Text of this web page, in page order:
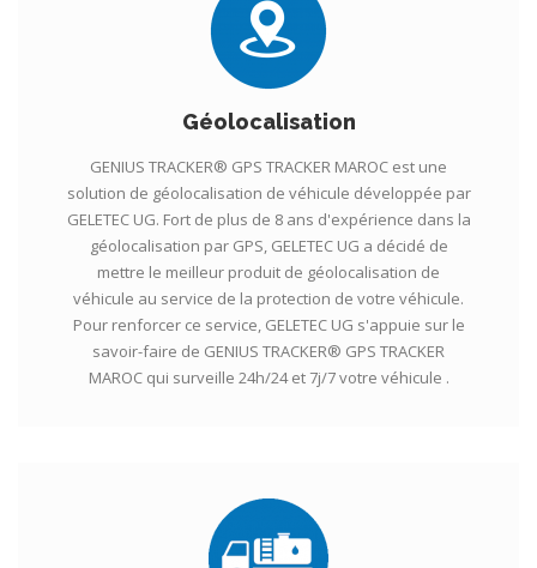
Géolocalisation
GENIUS TRACKER® GPS TRACKER MAROC est une
solution de géolocalisation de véhicule développée par
GELETEC UG. Fort de plus de 8 ans d'expérience dans la
géolocalisation par GPS, GELETEC UG a décidé de
mettre le meilleur produit de géolocalisation de
véhicule au service de la protection de votre véhicule.
Pour renforcer ce service, GELETEC UG s'appuie sur le
savoir-faire de GENIUS TRACKER® GPS TRACKER
MAROC qui surveille 24h/24 et 7j/7 votre véhicule .